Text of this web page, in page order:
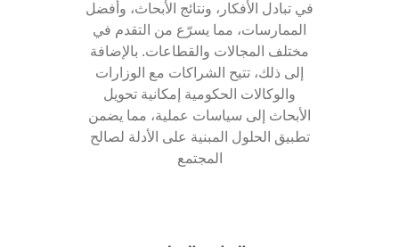
في تبادل الأفكار، ونتائج الأبحاث، وأفضل
الممارسات، مما يسرّع من التقدم في
مختلف المجالات والقطاعات. بالإضافة
إلى ذلك، تتيح الشراكات مع الوزارات
والوكالات الحكومية إمكانية تحويل
الأبحاث إلى سياسات عملية، مما يضمن
تطبيق الحلول المبنية على الأدلة لصالح
المجتمع